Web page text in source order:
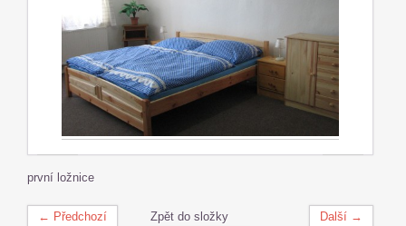
první ložnice
← Předchozí Další →
Zpět do složky